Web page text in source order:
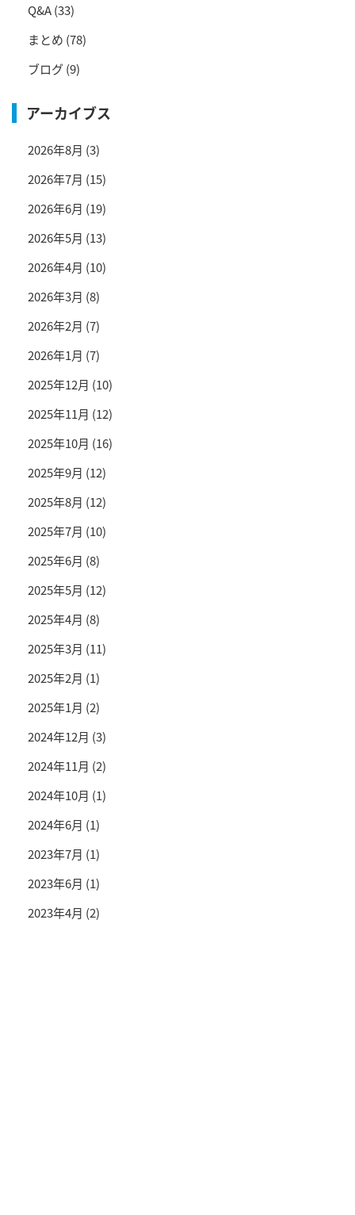
Q&A(33)
まとめ (78)
ブログ(9)
アーカイブス
2026年8月 (3)
2026年7月 (15)
2026年6月 (19)
2026年5月 (13)
2026年4月 (10)
2026年3月 (8)
2026年2月 (7)
2026年1月 (7)
2025年12月 (10)
2025年11月 (12)
2025年10月 (16)
2025年9月 (12)
2025年8月 (12)
2025年7月 (10)
2025年6月 (8)
2025年5月 (12)
2025年4月 (8)
2025年3月 (11)
2025年2月 (1)
2025年1月 (2)
2024年12月 (3)
2024年11月 (2)
2024年10月 (1)
2024年6月 (1)
2023年7月 (1)
2023年6月 (1)
2023年4月 (2)